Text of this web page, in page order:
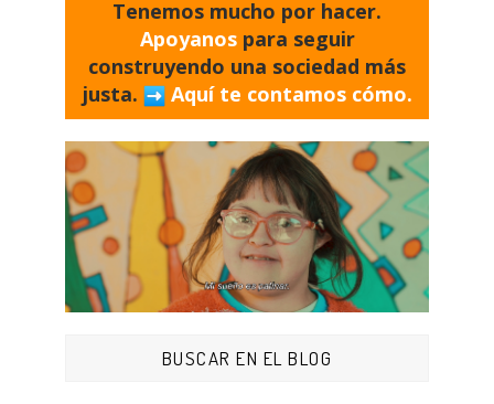
Tenemos mucho por hacer.
Apoyanos para seguir
construyendo una sociedad más
justa.
Aquí te contamos cómo.
BUSCAR EN EL BLOG